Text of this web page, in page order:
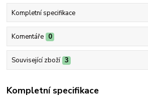
Kompletní specifikace
Komentáře 0
Související zboží 3
Kompletní specifikace